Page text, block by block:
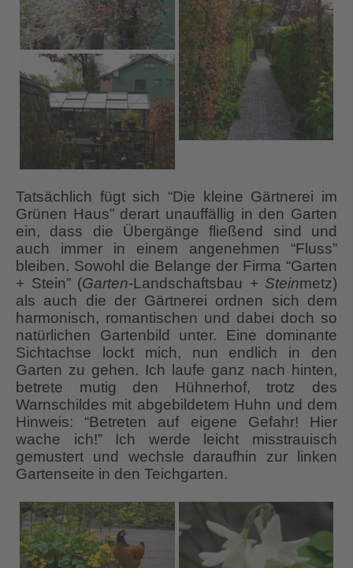
Tatsächlich fügt sich “Die kleine Gärtnerei im
Grünen Haus” derart unauffällig in den Garten
ein, dass die Übergänge fließend sind und
auch immer in einem angenehmen “Fluss”
bleiben. Sowohl die Belange der Firma “Garten
+ Stein” (Garten-Landschaftsbau + Steinmetz)
als auch die der Gärtnerei ordnen sich dem
harmonisch, romantischen und dabei doch so
natürlichen Gartenbild unter. Eine dominante
Sichtachse lockt mich, nun endlich in den
Garten zu gehen. Ich laufe ganz nach hinten,
betrete mutig den Hühnerhof, trotz des
Warnschildes mit abgebildetem Huhn und dem
Hinweis: “Betreten auf eigene Gefahr! Hier
wache ich!” Ich werde leicht misstrauisch
gemustert und wechsle daraufhin zur linken
Gartenseite in den Teichgarten.